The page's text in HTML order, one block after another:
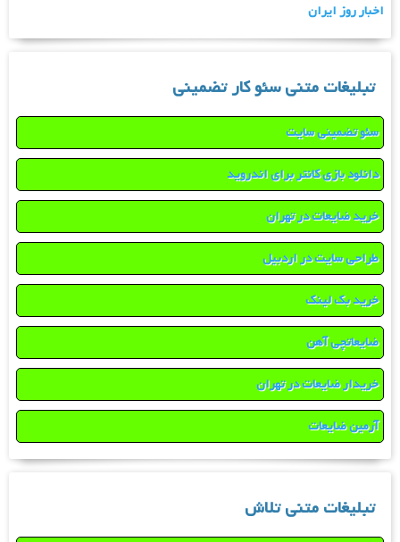
اخبار روز ایران
تبلیغات متنی سئو کار تضمینی
سئو تضمینی سایت
دانلود بازی کانتر برای اندروید
خرید ضایعات در تهران
طراحی سایت در اردبیل
خرید بک لینک
ضایعاتچی آهن
خریدار ضایعات در تهران
آرمین ضایعات
تبلیغات متنی تلاش